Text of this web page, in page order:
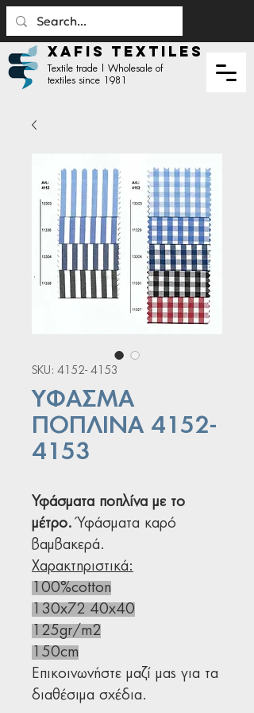
XAFIS TEXTILES
Textile trade | Wholesale of
textiles since 1981
SKU: 4152- 4153
ΥΦΑΣΜΑ
ΠΟΠΛΙΝΑ 4152-
4153
Υφάσματα ποπλίνα με το
μέτρο.Ύφάσματα καρό
βαμβακερά.
Χαρακτηριστικά:
100%cotton
130x72 40x40
125gr/m2
150cm
Επικοινωνήστε μαζί μας για τα
διαθέσιμα σχέδια.